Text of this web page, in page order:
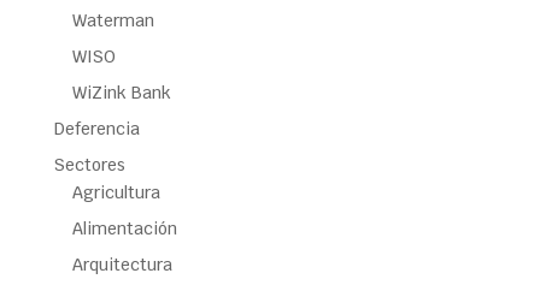
Waterman
WISO
WiZink Bank
Deferencia
Sectores
Agricultura
Alimentación
Arquitectura